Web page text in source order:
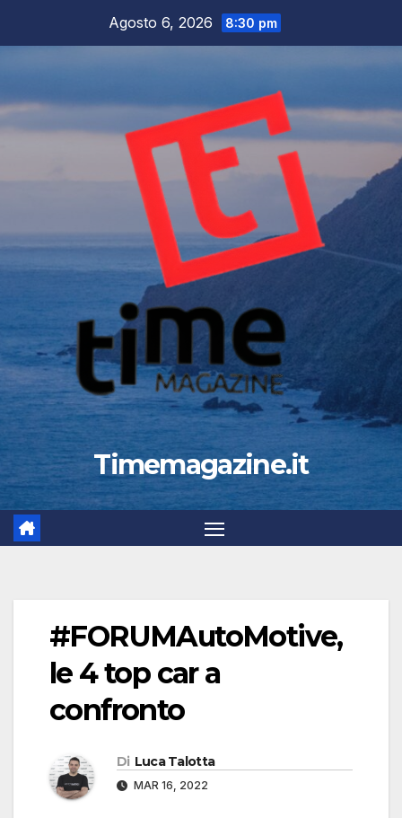
Agosto 6, 2026 8:30 pm
Timemagazine.it
#FORUMAutoMotive,
le 4 top car a
confronto
Di Luca Talotta
MAR 16, 2022